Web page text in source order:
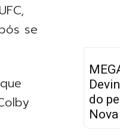
se
do